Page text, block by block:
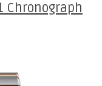
Chronograph